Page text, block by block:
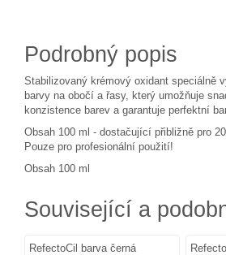
Podrobný popis
Stabilizovaný krémový oxidant speciálně
barvy na obočí a řasy, který umožňuje
konzistence barev a garantuje perfektní
Obsah 100 ml - dostačující přibližně pro
Pouze pro profesionální použití!
Obsah 100 ml
Související a
RefectoCil barva černá